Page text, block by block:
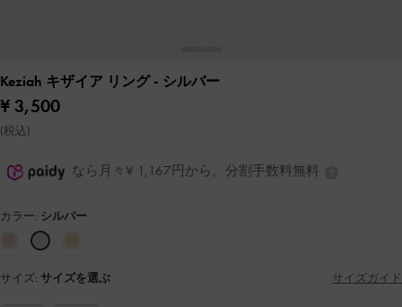
Keziah キザイア リング- シルバー
¥ 3,500
(税込)
なら月々¥ 1,167円から。分割手数料無料
カラー: シルバー
サイズ: サイズを選ぶ サイズガイド